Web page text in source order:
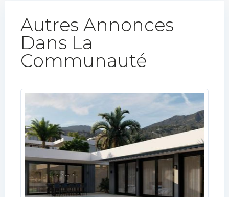
Autres Annonces
Dans La
Communauté​